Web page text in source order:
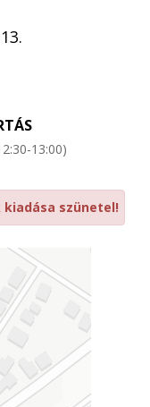
13:00)
szünetel!